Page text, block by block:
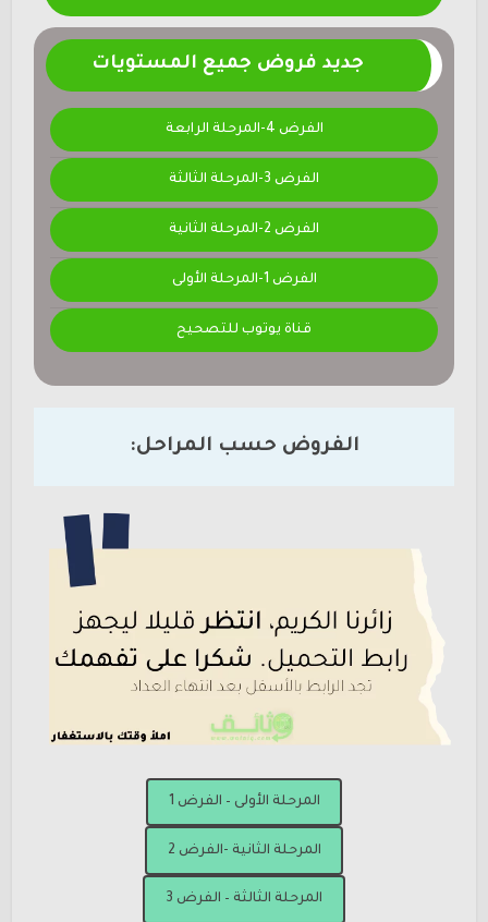
جديد فروض جميع المستويات
الفرض 4-المرحلة الرابعة
الفرض 3-المرحلة الثالثة
الفرض 2-المرحلة الثانية
الفرض 1-المرحلة الأولى
قناة يوتوب للتصحيح
الفروض حسب المراحل:
المرحلة الأولى – الفرض 1
المرحلة الثانية -الفرض 2
المرحلة الثالثة – الفرض 3